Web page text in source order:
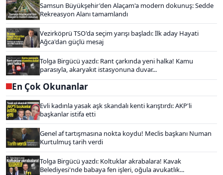
Samsun Büyükşehir'den Alaçam'a modern dokunuş: Sedde
Rekreasyon Alanı tamamlandı
Vezirköprü TSO'da seçim yarışı başladı: İlk aday Hayati
Ağca'dan güçlü mesaj
Tolga Birgücü yazdı: Rant çarkında yeni halka! Kamu
parasıyla, akaryakıt istasyonuna duvar...
En Çok Okunanlar
Evli kadınla yasak aşk skandalı kenti karıştırdı: AKP'li
başkanlar istifa etti
Genel af tartışmasına nokta koydu! Meclis başkanı Numan
Kurtulmuş tarih verdi
Tolga Birgücü yazdı: Koltuklar akrabalara! Kavak
Belediyesi'nde babaya fen işleri, oğula avukatlık...